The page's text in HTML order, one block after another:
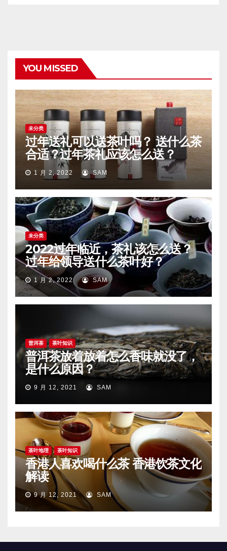
YOU MISSED
未分类
过年送礼可以送茶叶吗？ 送什么茶
合适？过年茶礼应该怎么送？
1 月 2, 2022 SAM
未分类
2022过年临近，茶礼该怎么送？
过年给领导送什么茶叶好？
1 月 2, 2022 SAM
普洱茶 茶叶知识
普洱茶放着放着怎么香味就没了，
是什么原因？
9 月 12, 2021 SAM
茶叶地理 茶叶知识
香港人喜欢喝什么茶 香港饮茶文化
解读
9 月 12, 2021 SAM